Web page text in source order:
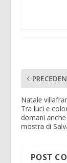
Natale
Tra luci e
domani
mostra di
POST